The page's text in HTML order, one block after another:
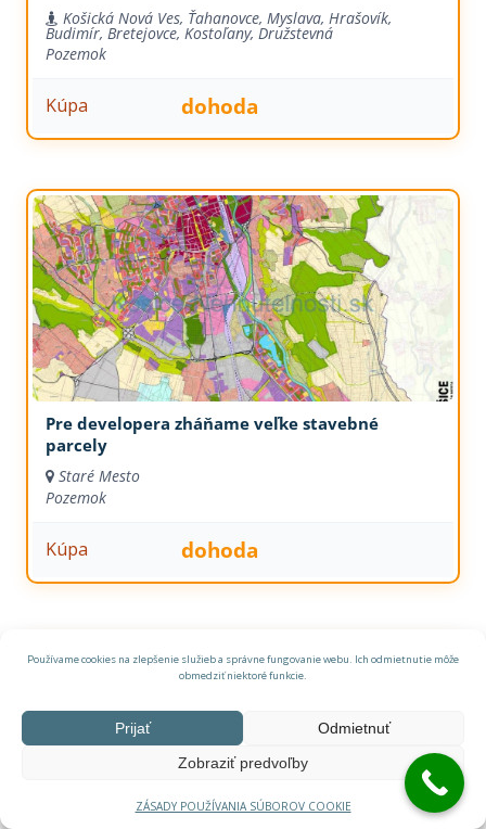
Používame cookies na zlepšenie služieb a správne fungovanie webu. Ich odmietnutie môže
obmedziť niektoré funkcie.
Prijať
Odmietnuť
Zobraziť predvoľby
ZÁSADY POUŽÍVANIA SÚBOROV COOKIE
Košická Nová Ves, Ťahanovce, Myslava, Hrašovík,
Budimír, Bretejovce, Kostoľany, Družstevná
Pozemok
Kúpa dohoda
Pre developera zháňame veľke stavebné
parcely
Staré Mesto
Pozemok
Kúpa dohoda